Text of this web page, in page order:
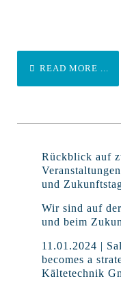
READ MORE ...
Rückblick auf
und
Wir sind auf
und beim
11.01.2024 |
becomes a
Kältetechnik